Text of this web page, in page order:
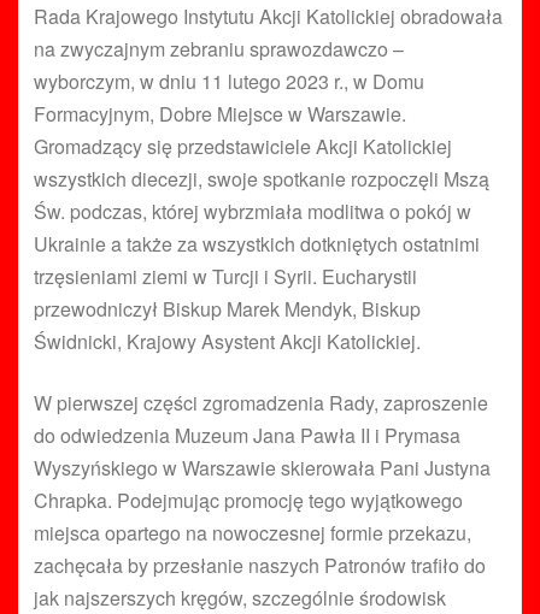
Rada Krajowego Instytutu Akcji Katolickiej obradowała
na zwyczajnym zebraniu sprawozdawczo –
wyborczym, w dniu 11 lutego 2023 r., w Domu
Formacyjnym, Dobre Miejsce w Warszawie.
Gromadzący się przedstawiciele Akcji Katolickiej
wszystkich diecezji, swoje spotkanie rozpoczęli Mszą
Św. podczas, której wybrzmiała modlitwa o pokój w
Ukrainie a także za wszystkich dotkniętych ostatnimi
trzęsieniami ziemi w Turcji i Syrii. Eucharystii
przewodniczył Biskup Marek Mendyk, Biskup
Świdnicki, Krajowy Asystent Akcji Katolickiej.
W pierwszej części zgromadzenia Rady, zaproszenie
do odwiedzenia Muzeum Jana Pawła II i Prymasa
Wyszyńskiego w Warszawie skierowała Pani Justyna
Chrapka. Podejmując promocję tego wyjątkowego
miejsca opartego na nowoczesnej formie przekazu,
zachęcała by przesłanie naszych Patronów trafiło do
jak najszerszych kręgów, szczególnie środowisk